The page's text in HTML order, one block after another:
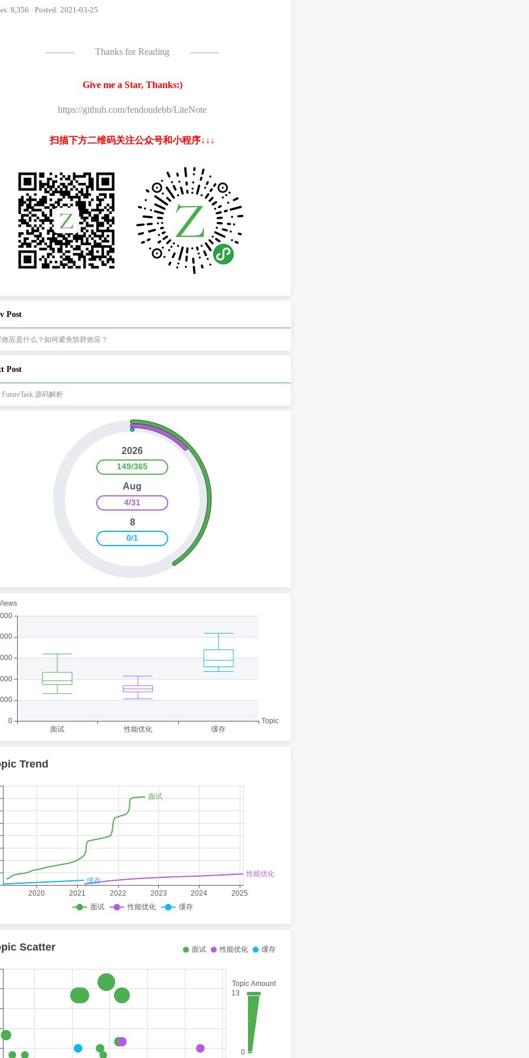
8,356 · Posted: 2021-03-25
——— Thanks for Reading ———
Give me a Star, Thanks:)
https://github.com/fendoudebb/LiteNote
扫描下方二维码关注公众号和小程序↓↓↓
Post
效应是什么？如何避免惊群效应？
Post
FutureTask 源码解析